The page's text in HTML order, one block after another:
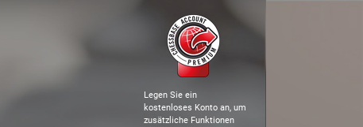
Legen Sie ein
kostenloses Konto an, um
zusätzliche Funktionen